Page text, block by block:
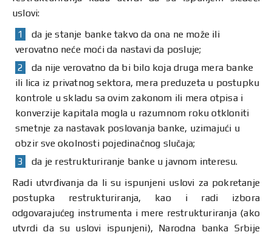
uslovi:
da je stanje banke takvo da ona ne može ili
verovatno neće moći da nastavi da posluje;
da nije verovatno da bi bilo koja druga mera banke
ili lica iz privatnog sektora, mera preduzeta u postupku
kontrole u skladu sa ovim zakonom ili mera otpisa i
konverzije kapitala mogla u razumnom roku otkloniti
smetnje za nastavak poslovanja banke, uzimajući u
obzir sve okolnosti pojedinačnog slučaja;
da je restrukturiranje banke u javnom interesu.
Radi utvrđivanja da li su ispunjeni uslovi za pokretanje
postupka restrukturiranja, kao i radi izbora
odgovarajućeg instrumenta i mere restrukturiranja (ako
utvrdi da su uslovi ispunjeni), Narodna banka Srbije